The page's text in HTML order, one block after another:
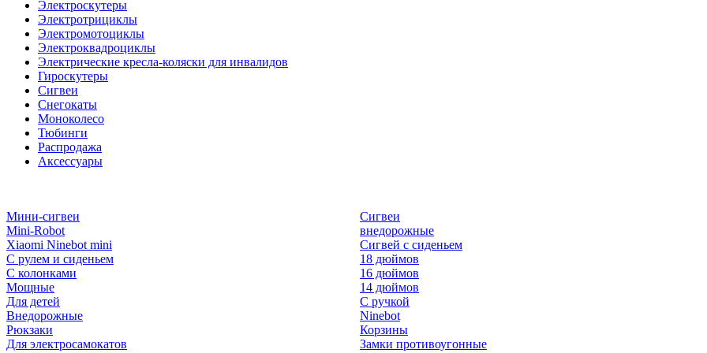
Электроскутеры
Электротрициклы
Электромотоциклы
Электроквадроциклы
Электрические кресла-коляски для инвалидов
Гироскутеры
Сигвеи
Снегокаты
Моноколесо
Тюбинги
Распродажа
Аксессуары
Мини-сигвеи
Mini-Robot
Xiaomi Ninebot mini
Сигвеи
внедорожные
Сигвей с сиденьем
С рулем и сиденьем
С колонками
Мощные
Для детей
Внедорожные
18 дюймов
16 дюймов
14 дюймов
С ручкой
Ninebot
Рюкзаки
Для электросамокатов
Корзины
Замки противоугонные